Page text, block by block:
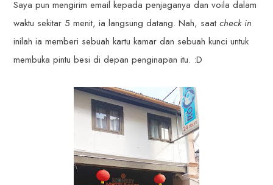
Saya pun mengirim email kepada penjaganya dan voila dalam
waktu sekitar 5 menit, ia langsung datang. Nah, saatcheck in
inilah ia memberi sebuah kartu kamar dan sebuah kunci untuk
membuka pintu besi di depan penginapan itu. :D